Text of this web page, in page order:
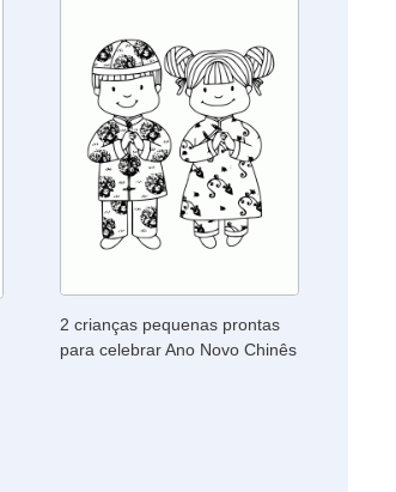
2 crianças pequenas prontas
para celebrar Ano Novo Chinês